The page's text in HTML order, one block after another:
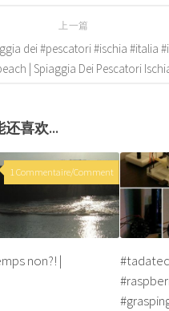
上一篇
dei #pescatori #ischia #italia
| Spiaggia Dei Pescatori
还喜欢...
1 Commentaire/Comment
non?! |